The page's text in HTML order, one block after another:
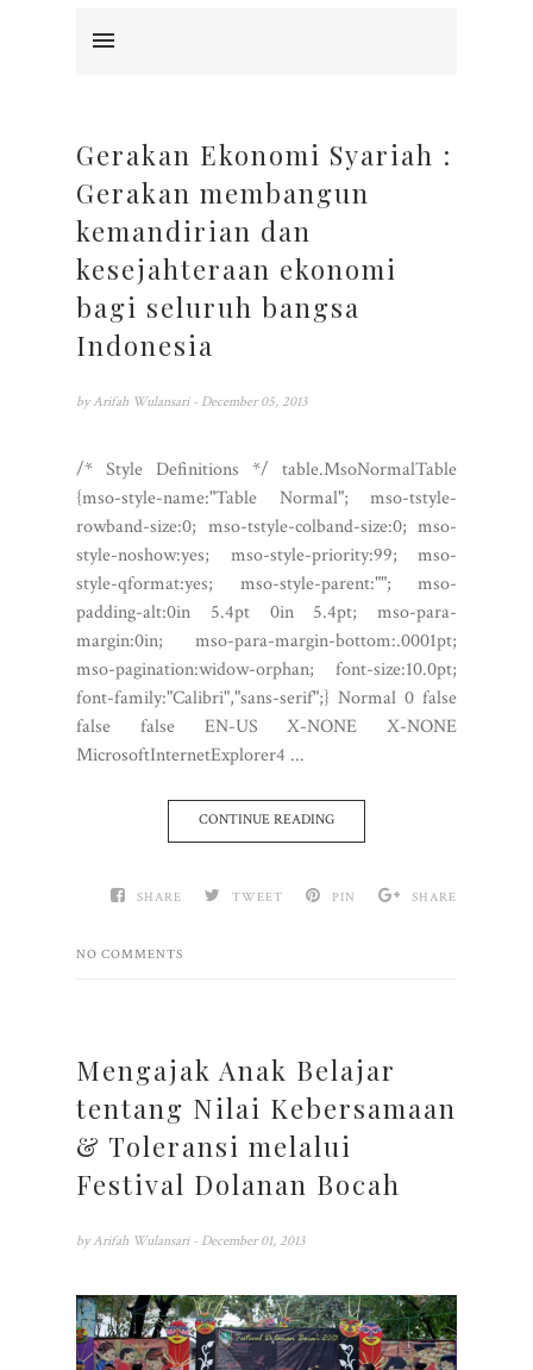
Gerakan Ekonomi Syariah :
Gerakan membangun
kemandirian dan
kesejahteraan ekonomi
bagi seluruh bangsa
Indonesia
by Arifah Wulansari - December 05, 2013
/* Style Definitions */ table.MsoNormalTable
{mso-style-name:"Table Normal"; mso-tstyle-
rowband-size:0; mso-tstyle-colband-size:0; mso-
style-noshow:yes; mso-style-priority:99; mso-
style-qformat:yes; mso-style-parent:""; mso-
padding-alt:0in 5.4pt 0in 5.4pt; mso-para-
margin:0in; mso-para-margin-bottom:.0001pt;
mso-pagination:widow-orphan; font-size:10.0pt;
font-family:"Calibri","sans-serif";} Normal 0 false
false false EN-US X-NONE X-NONE
MicrosoftInternetExplorer4 ...
CONTINUE READING
SHARE TWEET PIN SHARE
NO COMMENTS
Mengajak Anak Belajar
tentang Nilai Kebersamaan
& Toleransi melalui
Festival Dolanan Bocah
by Arifah Wulansari - December 01, 2013